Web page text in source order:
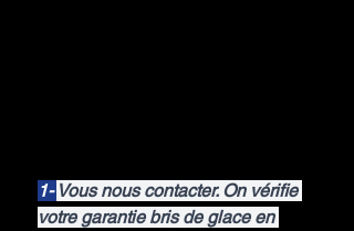
1- Vous nous contacter. On vérifie
votre garantie bris de glace en